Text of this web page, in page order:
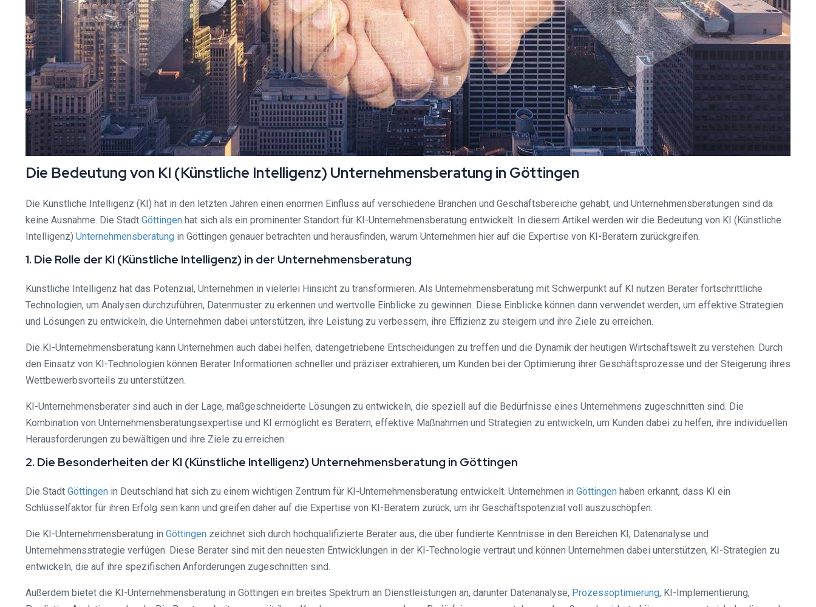
Die Bedeutung von KI (Künstliche Intelligenz) Unternehmensberatung in Göttingen
Die Künstliche Intelligenz (KI) hat in den letzten Jahren einen enormen Einfluss auf verschiedene Branchen und Geschäftsbereiche gehabt, und Unternehmensberatungen sind da
keine Ausnahme. Die Stadt Göttingen hat sich als ein prominenter Standort für KI-Unternehmensberatung entwickelt. In diesem Artikel werden wir die Bedeutung von KI (Künstliche
Intelligenz) Unternehmensberatung in Göttingen genauer betrachten und herausfinden, warum Unternehmen hier auf die Expertise von KI-Beratern zurückgreifen.
1. Die Rolle der KI (Künstliche Intelligenz) in der Unternehmensberatung
Künstliche Intelligenz hat das Potenzial, Unternehmen in vielerlei Hinsicht zu transformieren. Als Unternehmensberatung mit Schwerpunkt auf KI nutzen Berater fortschrittliche
Technologien, um Analysen durchzuführen, Datenmuster zu erkennen und wertvolle Einblicke zu gewinnen. Diese Einblicke können dann verwendet werden, um effektive Strategien
und Lösungen zu entwickeln, die Unternehmen dabei unterstützen, ihre Leistung zu verbessern, ihre Effizienz zu steigern und ihre Ziele zu erreichen.
Die KI-Unternehmensberatung kann Unternehmen auch dabei helfen, datengetriebene Entscheidungen zu treffen und die Dynamik der heutigen Wirtschaftswelt zu verstehen. Durch
den Einsatz von KI-Technologien können Berater Informationen schneller und präziser extrahieren, um Kunden bei der Optimierung ihrer Geschäftsprozesse und der Steigerung ihres
Wettbewerbsvorteils zu unterstützen.
KI-Unternehmensberater sind auch in der Lage, maßgeschneiderte Lösungen zu entwickeln, die speziell auf die Bedürfnisse eines Unternehmens zugeschnitten sind. Die
Kombination von Unternehmensberatungsexpertise und KI ermöglicht es Beratern, effektive Maßnahmen und Strategien zu entwickeln, um Kunden dabei zu helfen, ihre individuellen
Herausforderungen zu bewältigen und ihre Ziele zu erreichen.
2. Die Besonderheiten der KI (Künstliche Intelligenz) Unternehmensberatung in Göttingen
Die Stadt Göttingen in Deutschland hat sich zu einem wichtigen Zentrum für KI-Unternehmensberatung entwickelt. Unternehmen in Göttingen haben erkannt, dass KI ein
Schlüsselfaktor für ihren Erfolg sein kann und greifen daher auf die Expertise von KI-Beratern zurück, um ihr Geschäftspotenzial voll auszuschöpfen.
Die KI-Unternehmensberatung in Göttingen zeichnet sich durch hochqualifizierte Berater aus, die über fundierte Kenntnisse in den Bereichen KI, Datenanalyse und
Unternehmensstrategie verfügen. Diese Berater sind mit den neuesten Entwicklungen in der KI-Technologie vertraut und können Unternehmen dabei unterstützen, KI-Strategien zu
entwickeln, die auf ihre spezifischen Anforderungen zugeschnitten sind.
Außerdem bietet die KI-Unternehmensberatung in Göttingen ein breites Spektrum an Dienstleistungen an, darunter Datenanalyse, Prozessoptimierung, KI-Implementierung,